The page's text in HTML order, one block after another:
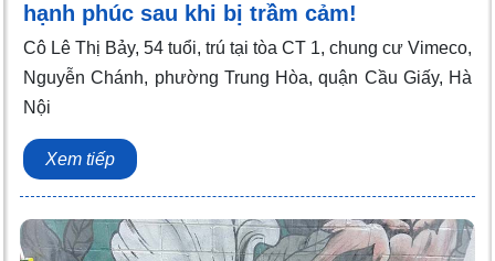
hạnh phúc sau khi bị trầm cảm!
Cô Lê Thị Bảy, 54 tuổi, trú tại tòa CT 1, chung cư Vimeco,
Nguyễn Chánh, phường Trung Hòa, quận Cầu Giấy, Hà
Nội
Xem tiếp